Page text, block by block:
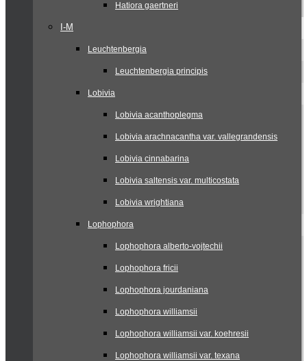
Hatiora gaertneri
I-M
Leuchtenbergia
Leuchtenbergia principis
Lobivia
Lobivia acanthoplegma
Lobivia arachnacantha var. vallegrandensis
Lobivia cinnabarina
Lobivia saltensis var. multicostata
Lobivia wrightiana
Lophophora
Lophophora alberto-vojtechii
Lophophora fricii
Lophophora jourdaniana
Lophophora williamsii
Lophophora williamsii var. koehresii
Lophophora williamsii var. texana